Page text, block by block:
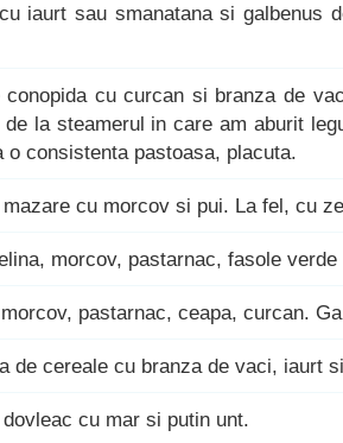
iaurt sau smanatana si galbenus
conopida cu curcan si branza de
de la steamerul in care am aburit
o consistenta pastoasa, placuta.
mazare cu morcov si pui. La fel, cu
morcov, pastarnac, fasole
pastarnac, ceapa, curcan.
de cereale cu branza de vaci, iaurt
cu mar si putin unt.